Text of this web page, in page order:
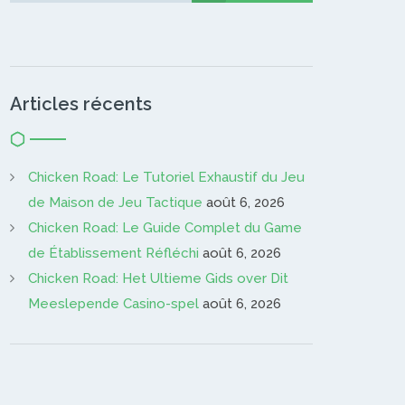
Articles récents
Chicken Road: Le Tutoriel Exhaustif du Jeu
de Maison de Jeu Tactique août 6, 2026
Chicken Road: Le Guide Complet du Game
de Établissement Réfléchi août 6, 2026
Chicken Road: Het Ultieme Gids over Dit
Meeslepende Casino-spel août 6, 2026